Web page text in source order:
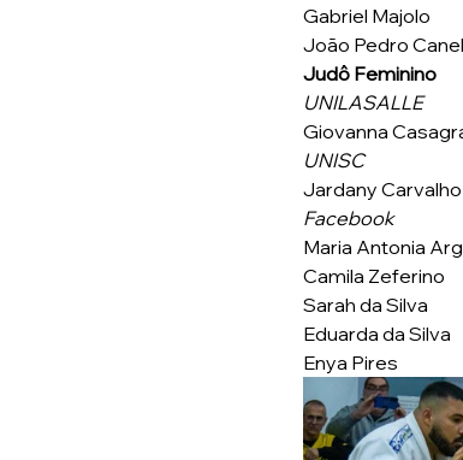
Gabriel Majolo
João Pedro
Judô Feminino
UNILASALLE
Giovanna
UNISC
Jardany Carvalho
Facebook
Maria Antonia
Camila Zeferino
Sarah da Silva
Eduarda da Silva
Enya Pires